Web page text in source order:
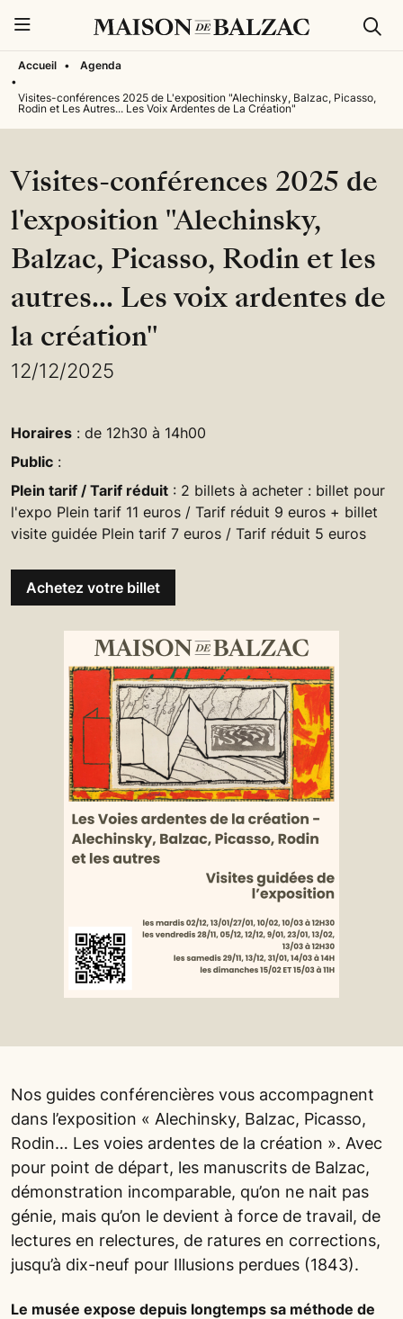
Accueil •
Agenda
•
Visites-conférences 2025 de L'exposition "Alechinsky, Balzac, Picasso,
Rodin et Les Autres... Les Voix Ardentes de La Création"
Visites-conférences 2025 de
l'exposition "Alechinsky,
Balzac, Picasso, Rodin et les
autres... Les voix ardentes de
la création"
12/12/2025
Horaires : de 12h30 à 14h00
Public :
Plein tarif / Tarif réduit : 2 billets à acheter : billet pour
l'expo Plein tarif 11 euros / Tarif réduit 9 euros + billet
visite guidée Plein tarif 7 euros / Tarif réduit 5 euros
Achetez votre billet
Nos guides conférencières vous accompagnent
dans l’exposition « Alechinsky, Balzac, Picasso,
Rodin… Les voies ardentes de la création ». Avec
pour point de départ, les manuscrits de Balzac,
démonstration incomparable, qu’on ne nait pas
génie, mais qu’on le devient à force de travail, de
lectures en relectures, de ratures en corrections,
jusqu’à dix-neuf pour Illusions perdues (1843).
Le musée expose depuis longtemps sa méthode de